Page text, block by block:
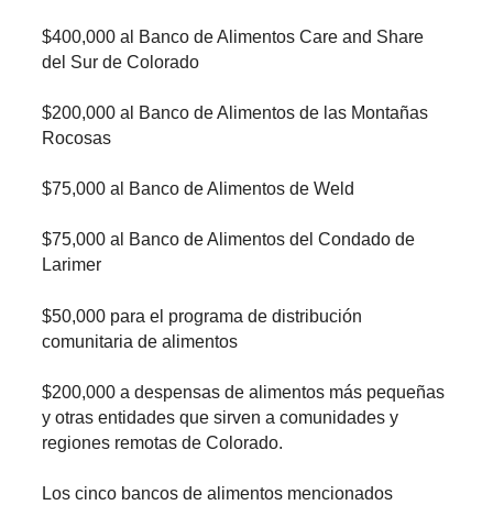
$400,000 al Banco de Alimentos Care and Share
del Sur de Colorado
$200,000 al Banco de Alimentos de las Montañas
Rocosas
$75,000 al Banco de Alimentos de Weld
$75,000 al Banco de Alimentos del Condado de
Larimer
$50,000 para el programa de distribución
comunitaria de alimentos
$200,000 a despensas de alimentos más pequeñas
y otras entidades que sirven a comunidades y
regiones remotas de Colorado.
Los cinco bancos de alimentos mencionados